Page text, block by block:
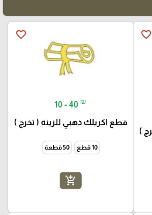
favorite_border
)
favorite_border
10 - 40 ₪
قطع اكريلك ذهبي للزينة ( تخرج )
10 قطع 50 قطعة
add_shopping_cart